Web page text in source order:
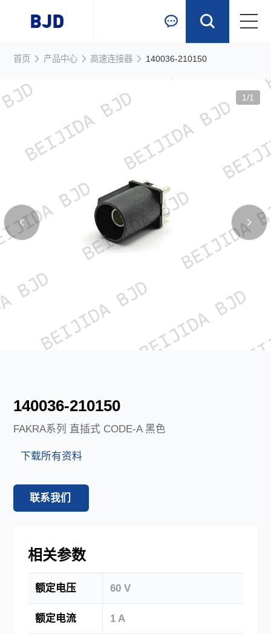
跳到主要内容
首页
产品中心
行业应用
关于我们
联系我们
下载中心
CN JP
首页 产品中心 高速连接器 140036-210150
140036-210150
FAKRA系列 直插式 CODE-A 黑色
下载所有资料
联系我们
1/1
相关参数
额定电压 60 V
额定电流 1 A